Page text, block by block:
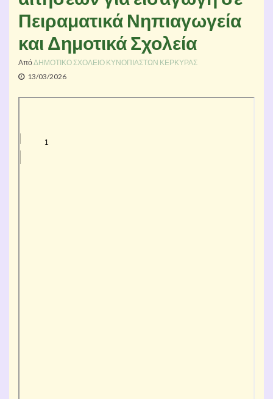
Πειραματικά Νηπιαγωγεία
και Δημοτικά Σχολεία
ΑπόΔΗΜΟΤΙΚΟ ΣΧΟΛΕΙΟ ΚΥΝΟΠΙΑΣΤΩΝ ΚΕΡΚΥΡΑΣ
13/03/2026